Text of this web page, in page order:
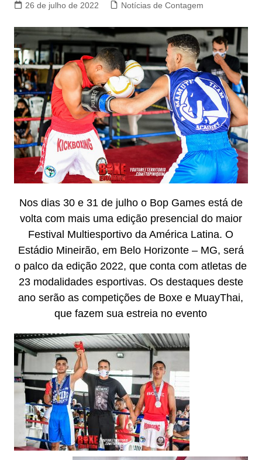
26 de julho de 2022 Notícias de Contagem
Nos dias 30 e 31 de julho o Bop Games está de
volta com mais uma edição presencial do maior
Festival Multiesportivo da América Latina. O
Estádio Mineirão, em Belo Horizonte – MG, será
o palco da edição 2022, que conta com atletas de
23 modalidades esportivas. Os destaques deste
ano serão as competições de Boxe e MuayThai,
que fazem sua estreia no evento